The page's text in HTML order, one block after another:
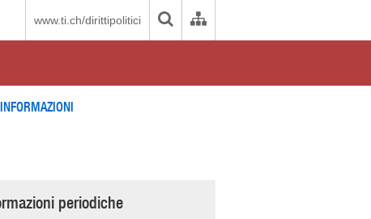
www.ti.ch/dirittipolitici
INFORMAZIONI
periodiche